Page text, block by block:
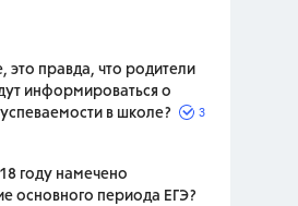
это правда, что родители
информироваться о
в школе?
3
году намечено
основного периода ЕГЭ?